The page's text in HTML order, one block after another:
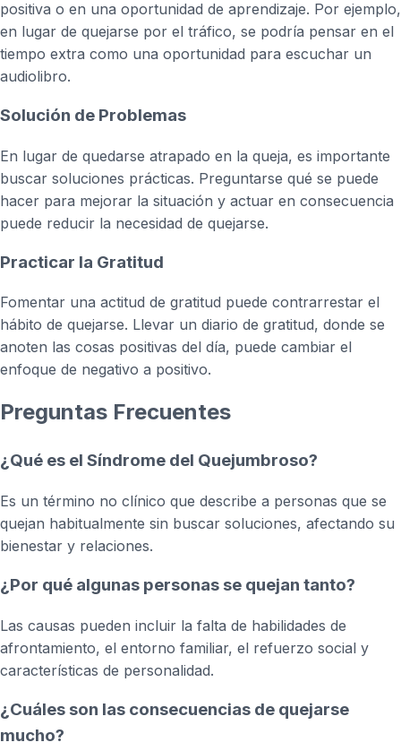
positiva o en una oportunidad de aprendizaje. Por ejemplo,
en lugar de quejarse por el tráfico, se podría pensar en el
tiempo extra como una oportunidad para escuchar un
audiolibro.
Solución de Problemas
En lugar de quedarse atrapado en la queja, es importante
buscar soluciones prácticas. Preguntarse qué se puede
hacer para mejorar la situación y actuar en consecuencia
puede reducir la necesidad de quejarse.
Practicar la Gratitud
Fomentar una actitud de gratitud puede contrarrestar el
hábito de quejarse. Llevar un diario de gratitud, donde se
anoten las cosas positivas del día, puede cambiar el
enfoque de negativo a positivo.
Preguntas Frecuentes
¿Qué es el Síndrome del Quejumbroso?
Es un término no clínico que describe a personas que se
quejan habitualmente sin buscar soluciones, afectando su
bienestar y relaciones.
¿Por qué algunas personas se quejan tanto?
Las causas pueden incluir la falta de habilidades de
afrontamiento, el entorno familiar, el refuerzo social y
características de personalidad.
¿Cuáles son las consecuencias de quejarse
mucho?